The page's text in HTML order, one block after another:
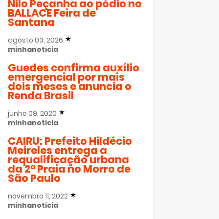
Nilo Peçanha ao pódio no
BALLACE Feira de
Santana
agosto 03, 2026
minhanoticia
Guedes confirma auxílio
emergencial por mais
dois meses e anuncia o
Renda Brasil
junho 09, 2020
minhanoticia
CAIRU: Prefeito Hildécio
Meireles entrega a
requalificação urbana
da 2ª Praia no Morro de
São Paulo
novembro 11, 2022
minhanoticia